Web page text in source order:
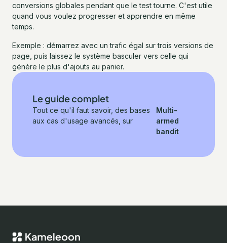
conversions globales pendant que le test tourne. C'est utile
quand vous voulez progresser et apprendre en même
temps.
Exemple : démarrez avec un trafic égal sur trois versions de
page, puis laissez le système basculer vers celle qui
génère le plus d'ajouts au panier.
Le guide complet
Tout ce qu'il faut savoir, des bases
aux cas d'usage avancés, sur
Multi-
armed
bandit